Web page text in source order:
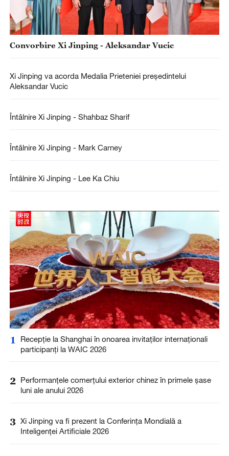
Convorbire Xi Jinping - Aleksandar Vucic
Xi Jinping va acorda Medalia Prieteniei președintelui
Aleksandar Vucic
Întâlnire Xi Jinping - Shahbaz Sharif
Întâlnire Xi Jinping - Mark Carney
Întâlnire Xi Jinping - Lee Ka Chiu
1
Recepție la Shanghai în onoarea invitaților internaționali
participanți la WAIC 2026
2 Performanțele comerțului exterior chinez în primele șase
luni ale anului 2026
3 Xi Jinping va fi prezent la Conferința Mondială a
Inteligenței Artificiale 2026